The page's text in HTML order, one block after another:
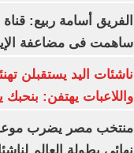
الفريق أسامة ربيع:
ساهمت فى مضاعفة
ناشئات اليد يستقبلن
واللاعبات يهتفن:
منتخب مصر يضرب